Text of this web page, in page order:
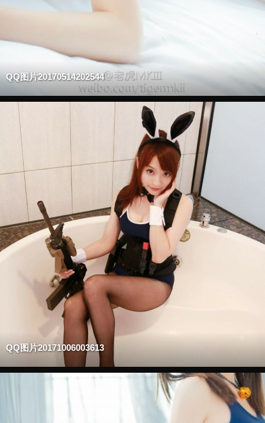
QQ图片20170514202544
QQ图片20171006003613